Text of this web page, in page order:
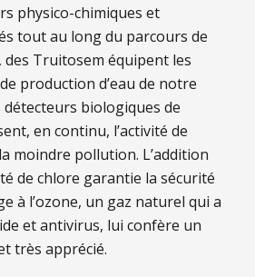
physico-chimiques et
tout au long du parcours de
des Truitosem équipent les
production d’eau de notre
détecteurs biologiques de
en continu, l’activité de
moindre pollution. L’addition
de chlore garantie la sécurité
à l’ozone, un gaz naturel qui a
et antivirus, lui confère un
très apprécié.